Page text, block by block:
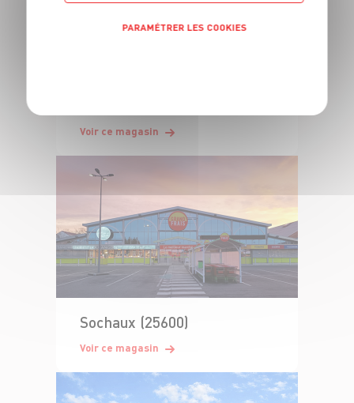
Voir ce magasin
Sochaux (25600)
Voir ce magasin
PARAMÉTRER LES COOKIES